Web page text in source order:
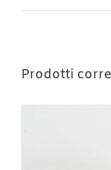
Prodotti